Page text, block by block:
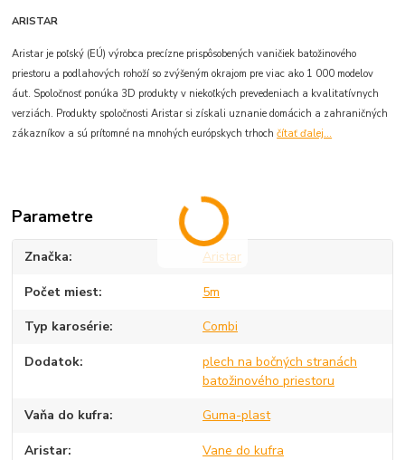
ARISTAR
Aristar je poľský (EÚ) výrobca precízne prispôsobených vaničiek batožinového
priestoru a podlahových rohoží so zvýšeným okrajom pre viac ako 1 000 modelov
áut. Spoločnosť ponúka 3D produkty v niekoľkých prevedeniach a kvalitatívnych
verziách. Produkty spoločnosti Aristar si získali uznanie domácich a zahraničných
zákazníkov a sú prítomné na mnohých európskych trhochčítať ďalej...
Parametre
Značka Aristar
Počet miest 5m
Typ karosérie Combi
Dodatok
plech na bočných stranách
batožinového priestoru
Vaňa do kufra Guma-plast
Aristar Vane do kufra